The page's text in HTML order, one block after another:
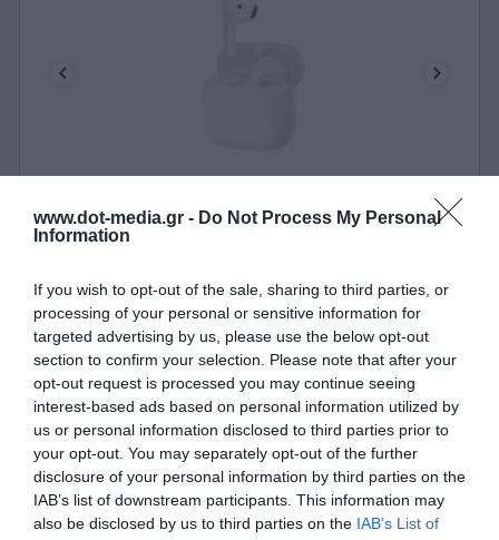
www.dot-media.gr - Do Not Process My Personal
Information
If you wish to opt-out of the sale, sharing to third parties, or
processing of your personal or sensitive information for
targeted advertising by us, please use the below opt-out
section to confirm your selection. Please note that after your
opt-out request is processed you may continue seeing
interest-based ads based on personal information utilized by
us or personal information disclosed to third parties prior to
your opt-out. You may separately opt-out of the further
disclosure of your personal information by third parties on the
IAB’s list of downstream participants. This information may
also be disclosed by us to third parties on the IAB’s List of
Ακουστικά True Wireless BT Edifier X2 Plus Λευκό
Δες περισσότερα